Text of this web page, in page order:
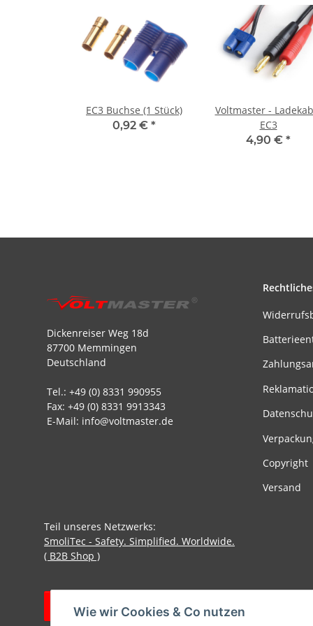
Wie wir Cookies & Co nutzen
EC3 Buchse (1 Stück)
0,92 € *
Voltmaster -
EC3
4,90 € *
Dickenreiser Weg 18d
87700 Memmingen
Deutschland
Tel.: +49 (0) 8331 990955
Fax: +49 (0) 8331 9913343
E-Mail: info@voltmaster.de
Copyright
Versand
Teil unseres Netzwerks:
SmoliTec - Safety. Simplified. Worldwide.
( B2B Shop )
Vertrag widerrufen